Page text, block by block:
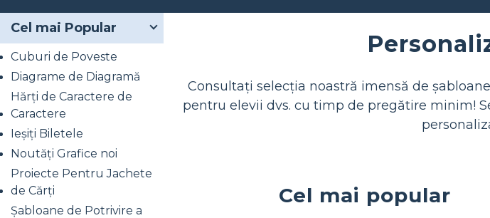
Cel mai Popular
Cuburi de Poveste
Diagrame de Diagramă
Hărți de Caractere de
Caractere
Ieșiți Biletele
Noutăți Grafice noi
Proiecte Pentru Jachete
de Cărți
Șabloane de Potrivire a
Consultați selecția noastră imensă de
pentru elevii dvs. cu timp de pregătire minim!
Cel mai popular